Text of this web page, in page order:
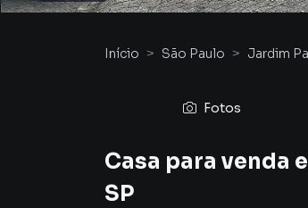
Início São Paulo Jardim
Fotos
Casa para venda
SP